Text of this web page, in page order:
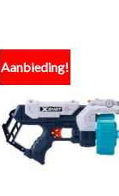
Aanbieding!